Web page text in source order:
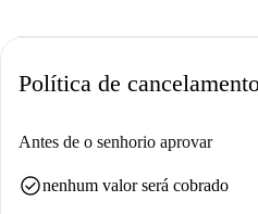
Política de
Antes de o senhorio aprovar
check_circlenenhum valor será cobrado